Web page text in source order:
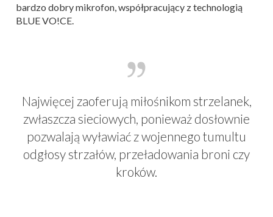
bardzo dobry mikrofon, współpracujący z technologią
BLUE VO!CE.
Najwięcej zaoferują miłośnikom strzelanek,
zwłaszcza sieciowych, ponieważ dosłownie
pozwalają wyławiać z wojennego tumultu
odgłosy strzałów, przeładowania broni czy
kroków.